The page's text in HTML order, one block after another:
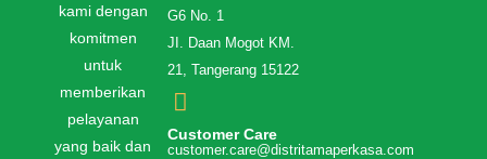
kami dengan
komitmen
untuk
memberikan
pelayanan
yang baik dan
G6 No. 1
JI. Daan Mogot KM.
21, Tangerang 15122
Customer Care
customer.care@distritamaperkasa.com